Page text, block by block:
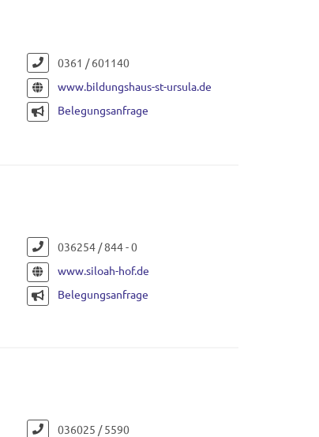
0361 / 601140
www.bildungshaus-st-ursula.de
Belegungsanfrage
036254 / 844 - 0
www.siloah-hof.de
Belegungsanfrage
036025 / 5590